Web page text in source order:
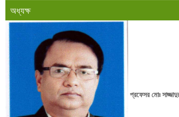
অধ্যক্ষ
প্রফেসর মোঃ